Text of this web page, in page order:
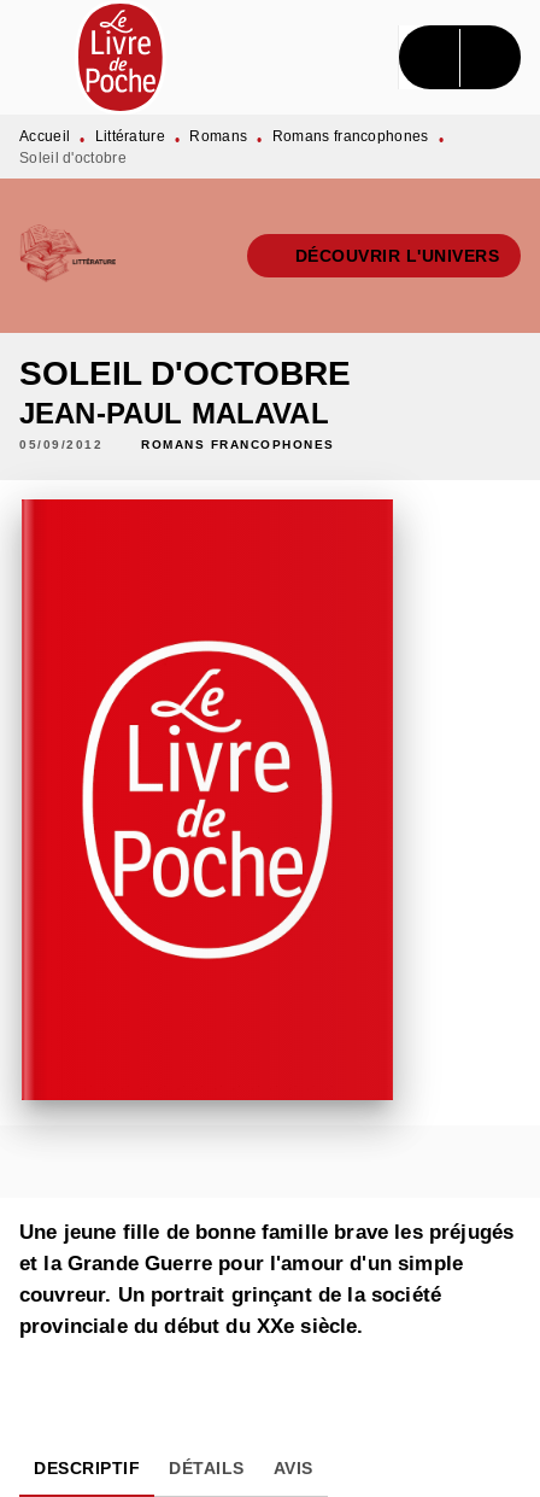
MENU RECHERCHE CONTENU
PIED DE PAGE
Accueil • Littérature • Romans • Romans francophones
•
Soleil d'octobre
DÉCOUVRIR L'UNIVERS
SOLEIL D'OCTOBRE
JEAN-PAUL MALAVAL
05/09/2012 ROMANS FRANCOPHONES
Une jeune fille de bonne famille brave les préjugés
et la Grande Guerre pour l'amour d'un simple
couvreur. Un portrait grinçant de la société
provinciale du début du XXe siècle.
DESCRIPTIF DÉTAILS AVIS